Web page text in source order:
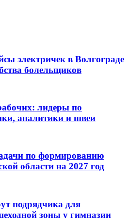
электричек в Волгограде
болельщиков
лидеры по
аналитики и швеи
по формированию
области на 2027 год
подрядчика для
зоны у гимназии